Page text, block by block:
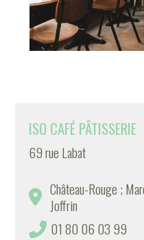
ISO CAFÉ PÂTISSERIE
69 rue Labat
Château-Rouge ;
Joffrin
01 80 06 03 99